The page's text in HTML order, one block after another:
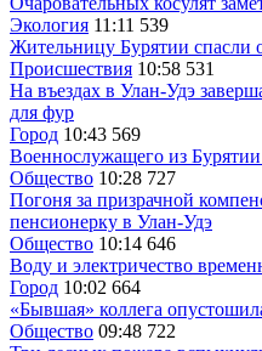
Экология 11:11 539
Жительницу Бурятии спасли
Происшествия 10:58 531
На въездах в Улан-Удэ
для фур
Город 10:43 569
Военнослужащего из
Общество 10:28 727
Погоня за призрачной
пенсионерку в Улан-Удэ
Общество 10:14 646
Воду и электричество
Город 10:02 664
«Бывшая» коллега
Общество 09:48 722